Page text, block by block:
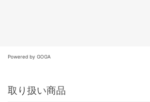
Powered by GOGA
取り扱い商品